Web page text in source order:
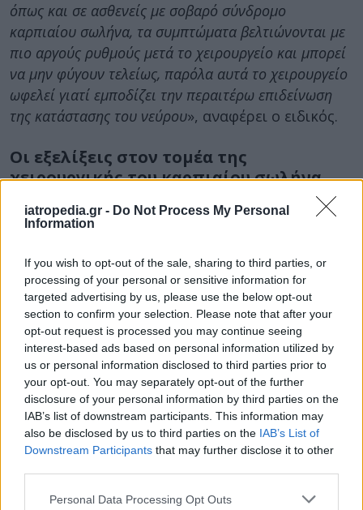
iatropedia.gr - Do Not Process My Personal
Information
If you wish to opt-out of the sale, sharing to third parties, or
processing of your personal or sensitive information for
targeted advertising by us, please use the below opt-out
section to confirm your selection. Please note that after your
opt-out request is processed you may continue seeing
interest-based ads based on personal information utilized by
us or personal information disclosed to third parties prior to
your opt-out. You may separately opt-out of the further
disclosure of your personal information by third parties on the
IAB’s list of downstream participants. This information may
also be disclosed by us to third parties on the IAB’s List of
Downstream Participants that may further disclose it to other
Personal Data Processing Opt Outs
όπως και σε ασθενείς με σοβαρό σύνδρομο
καρπιαίου σωλήνα, τα συμπτώματα βελτιώνονται με
πιο αργούς ρυθμούς μετά το χειρουργείο και μπορεί
να μην φύγουν τελείως, παρόλα αυτά το χειρουργείο
ωφελεί γιατί εμποδίζει την περαιτέρω επιδείνωση
της κατάστασης του νεύρου», αναφέρει ο ειδικός.
Οι εξελίξεις στον τομέα της
χειρουργικής του καρπιαίου σωλήνα
Στο κλασικό χειρουργείο του καρπιαίου σωλήνα
με τοπική νάρκωση, χρειάζεται να τοποθετηθεί
φουσκωμένο σε όλη τη διάρκεια του
χειρουργείου για να σταματήσει την κυκλοφορία
του αίματος. Αυτό αρκετές φορές προκαλεί
δυσφορία στον ασθενή με αποτελέσματα να
είναι απαραίτητο να του δοθεί μέθη.
Τα τελευταία χρόνια, η χρήση αυτού του
πιεσόμετρου μπορεί να αποφευχθεί με μία
ειδική τεχνική τοπικής νάρκωσης που λέγεται
WALANT και με την οποία ο ασθενής παραμένει
πλήρως ανώδυνος σε όλη τη διάρκεια του
χειρουργείου, χωρίς μέθη και έχει λιγότερο